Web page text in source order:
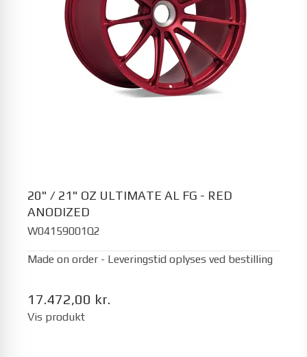
20" / 21" OZ ULTIMATE AL FG - RED
ANODIZED
W04159001Q2
Made on order - Leveringstid oplyses ved bestilling
17.472,00 kr.
Vis produkt